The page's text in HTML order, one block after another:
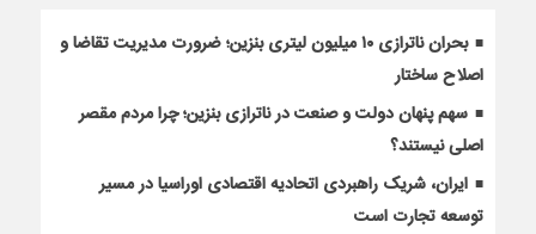
بحران ناترازی ۱۰ میلیون لیتری بنزین؛ ضرورت مدیریت تقاضا و
اصلاح ساختار
سهم پنهان دولت و صنعت در ناترازی بنزین؛ چرا مردم مقصر
اصلی نیستند؟
ایران، شریک راهبردی اتحادیه اقتصادی اوراسیا در مسیر
توسعه تجارت است